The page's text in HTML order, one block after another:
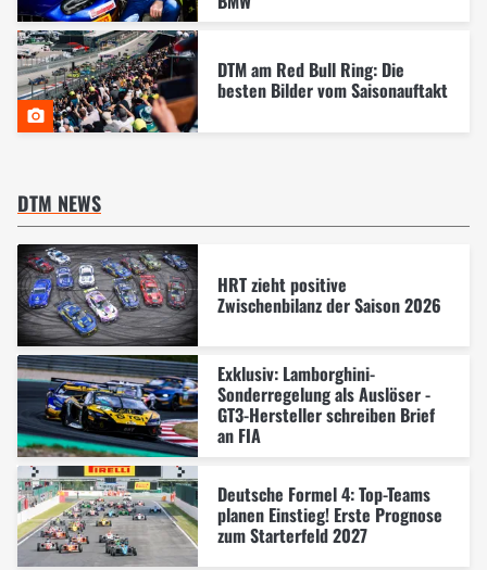
DTM am Red Bull Ring: Die
besten Bilder vom Saisonauftakt
DTM NEWS
HRT zieht positive
Zwischenbilanz der Saison 2026
Exklusiv: Lamborghini-
Sonderregelung als Auslöser -
GT3-Hersteller schreiben Brief
an FIA
Deutsche Formel 4: Top-Teams
planen Einstieg! Erste Prognose
zum Starterfeld 2027